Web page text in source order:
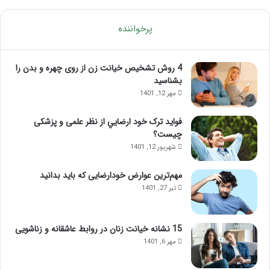
پرخواننده
4 روش تشخیص خیانت زن از روی چهره و بدن را
بشناسید
مهر 12, 1401
فواید ترک خود ارضايي از نظر علمی و پزشکی
چیست؟
شهریور 12, 1401
مهم‌ترین عوارض خودارضایی که باید بدانید
تیر 27, 1401
15 نشانه خیانت زنان در روابط عاشقانه و زناشویی
مهر 6, 1401